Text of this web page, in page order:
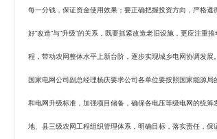
每一分钱，保证资金使用效果；要正确把握投资方向，严格
好“改造”与“升级”的关系，既要抓紧改造老旧设施，更应注
程，带动农网整体水平上新台阶，逐步实现城乡电网协调发展。
国家电网公司副总经理杨庆要求公司各单位要按照国家能源
和电网升级标准，加强项目储备，确保各电压等级电网的统筹
地、县三级农网工程组织管理体系，明确目标，落实责任，保